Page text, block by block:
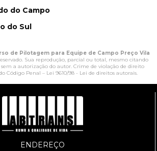
do Campo
do Sul
de Pilotagem para Equipe de Campo Preço Vila
Sua reprodução, parcial ou total, mesmo citando
sem a autorização do autor. Crime de violação de direito
Código Penal – Lei 9610/98 - Lei de direitos autorais.
ENDEREÇO